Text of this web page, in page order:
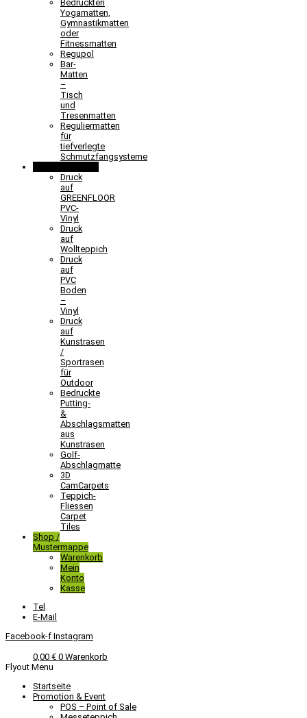
Bedruckten
Yogamatten,
Gymnastikmatten
oder
Fitnessmatten
Regupol
Bar-
Matten
–
Tisch
und
Tresenmatten
Reguliermatten
für
tiefverlegte
Schmutzfangsysteme
Druck
auf
GREENFLOOR
PVC-
Vinyl
Druck
auf
Wollteppich
Druck
auf
PVC
Boden
–
Vinyl
Druck
auf
Kunstrasen
/
Sportrasen
für
Outdoor
Bedruckte
Putting-
&
Abschlagsmatten
aus
Kunstrasen
Golf-
Abschlagmatte​
3D
CamCarpets
Teppich-
Fliessen
Carpet
Tiles
Shop /
Mustermappe
Warenkorb
Mein
Konto
Kasse
Tel
E-Mail
Facebook-f Instagram
0,00 € 0 Warenkorb
Flyout Menu
Startseite
Promotion & Event
POS – Point of Sale